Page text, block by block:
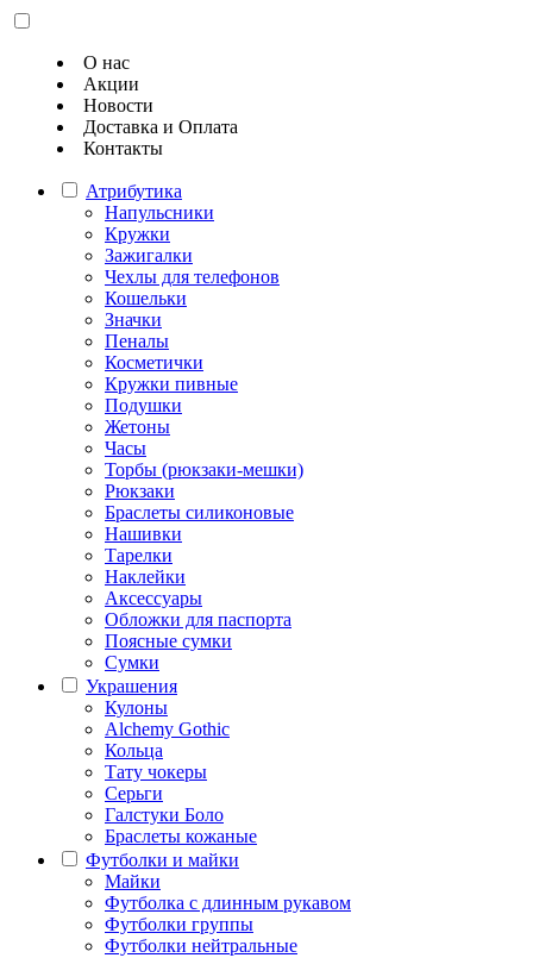
О нас
Акции
Новости
Доставка и Оплата
Контакты
Атрибутика
Напульсники
Кружки
Зажигалки
Чехлы для телефонов
Кошельки
Значки
Пеналы
Косметички
Кружки пивные
Подушки
Жетоны
Часы
Торбы (рюкзаки-мешки)
Рюкзаки
Браслеты силиконовые
Нашивки
Тарелки
Наклейки
Аксессуары
Обложки для паспорта
Поясные сумки
Сумки
Украшения
Кулоны
Alchemy Gothic
Кольца
Тату чокеры
Серьги
Галстуки Боло
Браслеты кожаные
Футболки и майки
Майки
Футболка с длинным рукавом
Футболки группы
Футболки нейтральные